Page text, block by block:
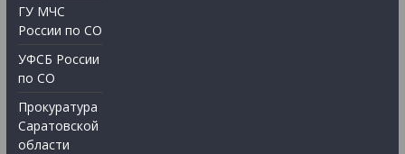
ГУ МЧС
России по СО
УФСБ России
по СО
Прокуратура
Саратовской
области